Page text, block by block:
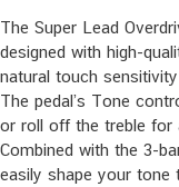
The Super Lead
designed with high-
natural touch
The pedal’s Tone
or roll off the treble for
Combined with the 3-
easily shape your tone